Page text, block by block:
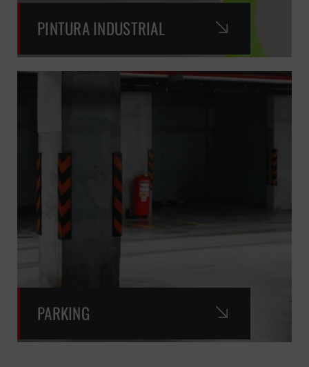
PINTURA INDUSTRIAL
PARKING